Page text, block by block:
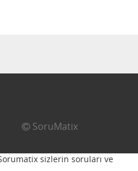
SoruMatix
sizlerin soruları ve